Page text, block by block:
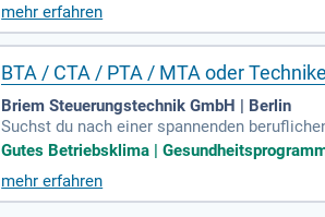
mehr erfahren
BTA / CTA / PTA / MTA oder
Briem Steuerungstechnik GmbH | Berlin
Suchst du nach einer spannenden
PTA oder Mechaniker. In einem
eiche Aufgaben auf dich. Du bringst
tzt einen Führerschein Klasse B? Dann
ng und regelmäßigen Events überzeugt!
Gutes Betriebsklima |
mehr erfahren